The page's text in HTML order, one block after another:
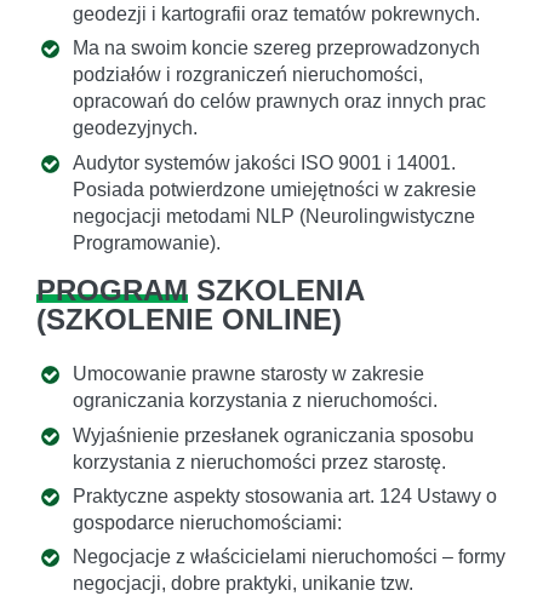
geodezji i kartografii oraz tematów pokrewnych.
Ma na swoim koncie szereg przeprowadzonych
podziałów i rozgraniczeń nieruchomości,
opracowań do celów prawnych oraz innych prac
geodezyjnych.
Audytor systemów jakości ISO 9001 i 14001.
Posiada potwierdzone umiejętności w zakresie
negocjacji metodami NLP (Neurolingwistyczne
Programowanie).
PROGRAM SZKOLENIA
(SZKOLENIE ONLINE)
Umocowanie prawne starosty w zakresie
ograniczania korzystania z nieruchomości.
Wyjaśnienie przesłanek ograniczania sposobu
korzystania z nieruchomości przez starostę.
Praktyczne aspekty stosowania art. 124 Ustawy o
gospodarce nieruchomościami:
Negocjacje z właścicielami nieruchomości – formy
negocjacji, dobre praktyki, unikanie tzw.